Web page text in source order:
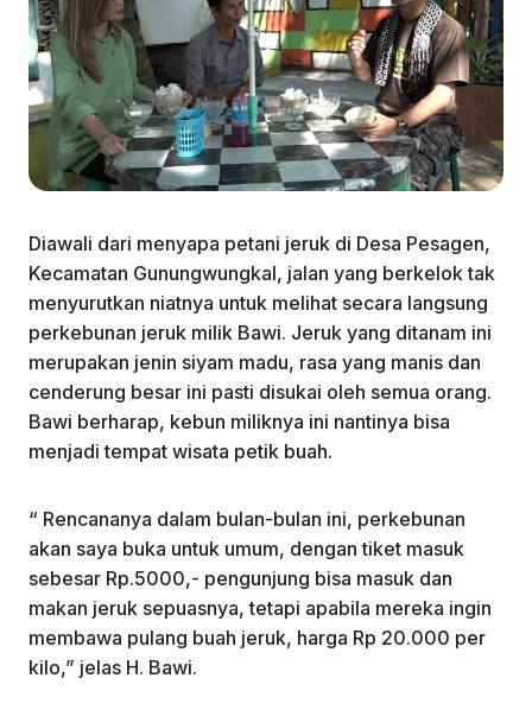
Diawali dari menyapa petani jeruk di Desa Pesagen,
Kecamatan Gunungwungkal, jalan yang berkelok tak
menyurutkan niatnya untuk melihat secara langsung
perkebunan jeruk milik Bawi. Jeruk yang ditanam ini
merupakan jenin siyam madu, rasa yang manis dan
cenderung besar ini pasti disukai oleh semua orang.
Bawi berharap, kebun miliknya ini nantinya bisa
menjadi tempat wisata petik buah.
“ Rencananya dalam bulan-bulan ini, perkebunan
akan saya buka untuk umum, dengan tiket masuk
sebesar Rp.5000,- pengunjung bisa masuk dan
makan jeruk sepuasnya, tetapi apabila mereka ingin
membawa pulang buah jeruk, harga Rp 20.000 per
kilo,” jelas H. Bawi.